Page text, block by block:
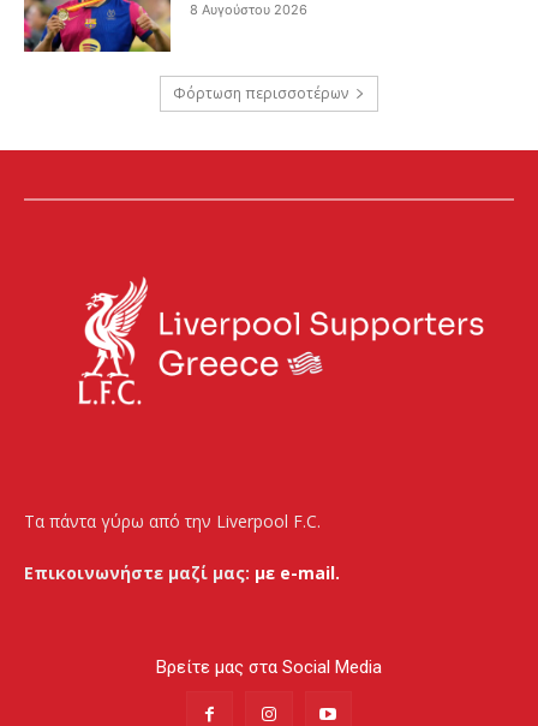
8 Αυγούστου 2026
Φόρτωση περισσοτέρων
Τα πάντα γύρω από την Liverpool F.C.
Επικοινωνήστε μαζί μας: με e-mail.
Βρείτε μας στα Social Media